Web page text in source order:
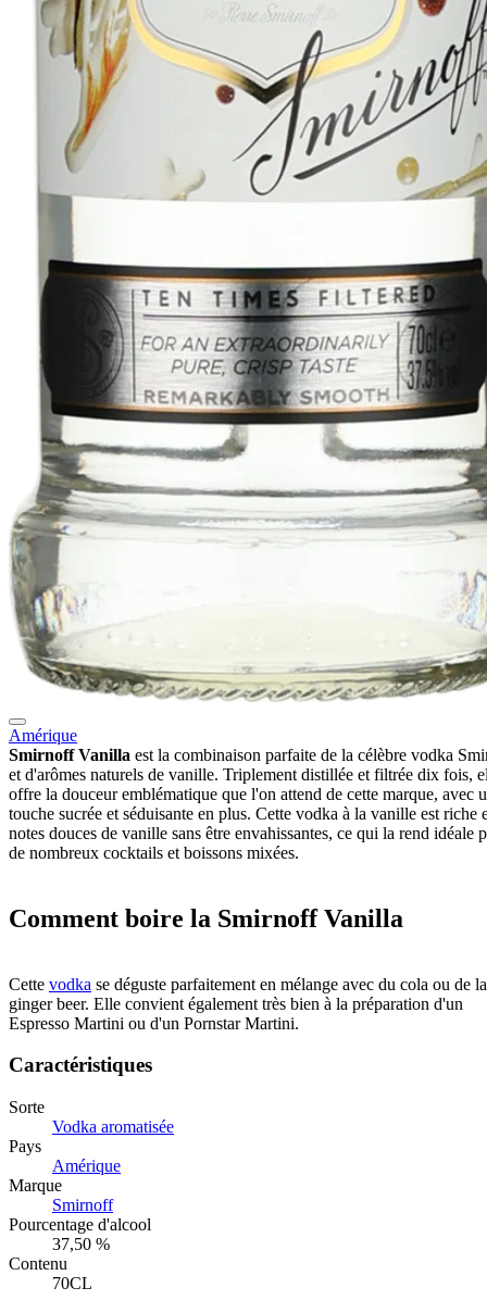
Amérique
Smirnoff Vanilla est la combinaison parfaite de la célèbre vodka
et d'arômes naturels de vanille. Triplement distillée et filtrée dix fois,
offre la douceur emblématique que l'on attend de cette marque, avec
touche sucrée et séduisante en plus. Cette vodka à la vanille est riche
notes douces de vanille sans être envahissantes, ce qui la rend idéale
de nombreux cocktails et boissons mixées.
Comment boire la Smirnoff Vanilla
Cette vodka se déguste parfaitement en mélange avec du cola ou de la
ginger beer. Elle convient également très bien à la préparation d'un
Espresso Martini ou d'un Pornstar Martini.
Caractéristiques
Sorte
Vodka aromatisée
Pays
Amérique
Marque
Smirnoff
Pourcentage d'alcool
37,50 %
Contenu
70CL